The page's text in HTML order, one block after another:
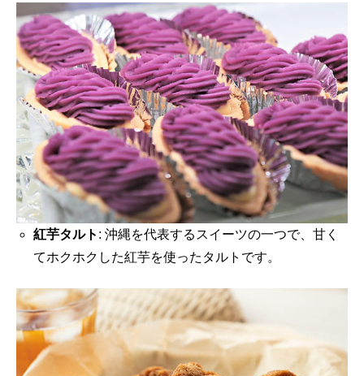
紅芋タルト : 沖縄を代表するスイーツの一つで、甘く
てホクホクした紅芋を使ったタルトです。